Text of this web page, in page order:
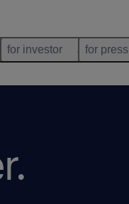
for investor for press
.